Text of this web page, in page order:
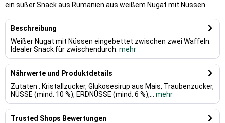
ein süßer Snack aus Rumänien aus weißem Nugat mit Nüssen
Beschreibung
Weißer Nugat mit Nüssen eingebettet zwischen zwei Waffeln.
Idealer Snack für zwischendurch. mehr
Nährwerte und Produktdetails
Zutaten : Kristallzucker, Glukosesirup aus Mais, Traubenzucker,
NÜSSE (mind. 10 %), ERDNÜSSE (mind. 6 %),...
mehr
Trusted Shops Bewertungen